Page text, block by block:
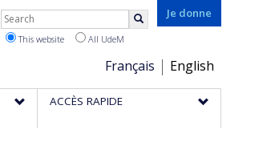
Je donne
Choix
de
la
Français English
Rechercher
This website All UdeM
ACCÈS RAPIDE